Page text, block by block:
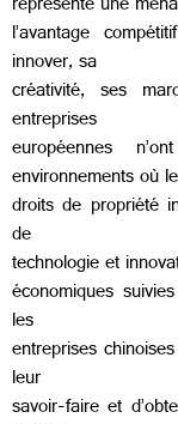
l’avantage
innover, sa
créativité, ses
entreprises
européennes
environnements où
droits de propriété
de
technologie et
économiques
les
entreprises
leur
savoir‐faire et